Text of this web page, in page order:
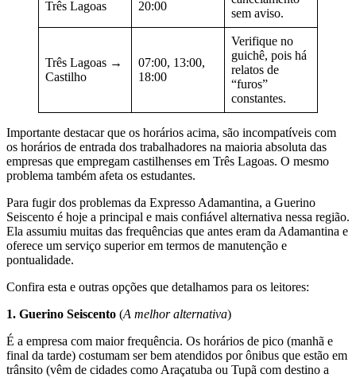
Três Lagoas
20:00
sem aviso.
Três Lagoas →
Castilho
07:00, 13:00,
18:00
Verifique no
guichê, pois há
relatos de
“furos”
constantes.
Importante destacar que os horários acima, são incompatíveis com
os horários de entrada dos trabalhadores na maioria absoluta das
empresas que empregam castilhenses em Três Lagoas. O mesmo
problema também afeta os estudantes.
Para fugir dos problemas da Expresso Adamantina, a Guerino
Seiscento é hoje a principal e mais confiável alternativa nessa região.
Ela assumiu muitas das frequências que antes eram da Adamantina e
oferece um serviço superior em termos de manutenção e
pontualidade.
Confira esta e outras opções que detalhamos para os leitores:
1. Guerino Seiscento (A melhor alternativa)
É a empresa com maior frequência. Os horários de pico (manhã e
final da tarde) costumam ser bem atendidos por ônibus que estão em
trânsito (vêm de cidades como Araçatuba ou Tupã com destino a